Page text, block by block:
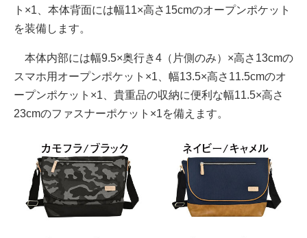
ト×1、本体背面には幅11×高さ15cmのオープンポケット
を装備します。
本体内部には幅9.5×奥行き4（片側のみ）×高さ13cmの
スマホ用オープンポケット×1、幅13.5×高さ11.5cmのオ
ープンポケット×1、貴重品の収納に便利な幅11.5×高さ
23cmのファスナーポケット×1を備えます。